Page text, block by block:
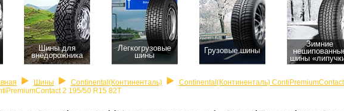
Шины для
внедорожника
Легкогрузовые
шины
Грузовые шины
Зимние
шины
Шины Continental(Континенталь) Continental(Континенталь)
2 195/50 R15 82T